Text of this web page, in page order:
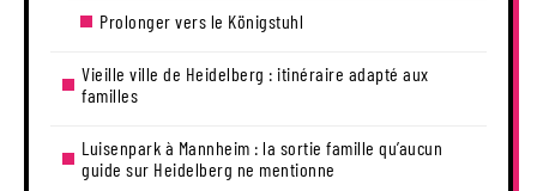
Prolonger vers le Königstuhl
Vieille ville de Heidelberg : itinéraire adapté aux
familles
Luisenpark à Mannheim : la sortie famille qu’aucun
guide sur Heidelberg ne mentionne